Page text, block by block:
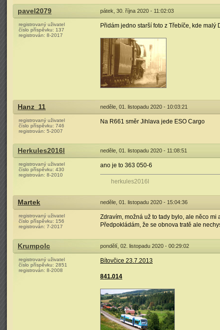
pavel2079 pátek, 30. října 2020 - 11:02:03
registrovaný uživatel
číslo příspěvku: 137
registrován: 8-2017
Přidám jedno starší foto z Třebíče, kde malý
Hanz_11 neděle, 01. listopadu 2020 - 10:03:21
registrovaný uživatel
číslo příspěvku: 746
registrován: 5-2007
Na R661 směr Jihlava jede ESO Cargo
Herkules2016l neděle, 01. listopadu 2020 - 11:08:51
registrovaný uživatel
číslo příspěvku: 430
registrován: 8-2010
ano je to 363 050-6
herkules2016l
Martek neděle, 01. listopadu 2020 - 15:04:36
registrovaný uživatel
číslo příspěvku: 156
registrován: 7-2017
Zdravím, možná už to tady bylo, ale něco
Předpokládám, že se obnova tratě ale
Krumpolc pondělí, 02. listopadu 2020 - 00:29:02
registrovaný uživatel
číslo příspěvku: 2851
registrován: 8-2008
Bítovčice 23.7.2013
841.014